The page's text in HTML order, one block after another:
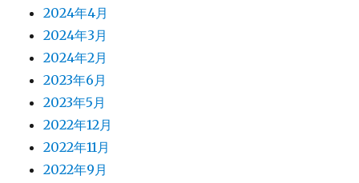
2024年4月
2024年3月
2024年2月
2023年6月
2023年5月
2022年12月
2022年11月
2022年9月